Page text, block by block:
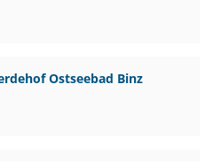
Ostseebad Binz